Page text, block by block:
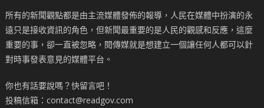
所有的新聞觀點都是由主流媒體發佈的報導，人民在媒體中扮演的永
遠只是接收資訊的角色，但新聞最重要的是人民的觀感和反應，這麼
重要的事，卻一直被忽略，閱傳媒就是想建立一個讓任何人都可以針
對時事發表意見的媒體平台。
你也有話要說嗎？快留言吧！
投稿信箱：contact@readgov.com